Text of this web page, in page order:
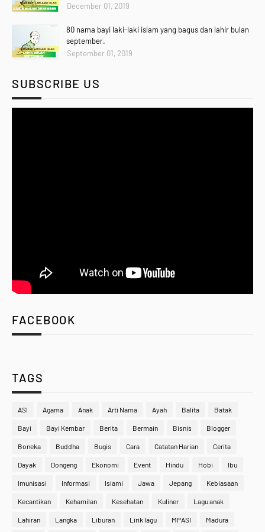
December 01, 2019
80 nama bayi laki-laki islam yang bagus dan lahir bulan
september.
September 01, 2019
SUBSCRIBE US
FACEBOOK
TAGS
ASI Agama Anak Arti Nama Ayah Balita Batak
Bayi Bayi Kembar Berita Bermain Bisnis Blogger
Boneka Buddha Bugis Cara Catatan Harian Cerita
Dayak Dongeng Ekonomi Event Hindu Hobi Ibu
Imunisasi Informasi Islami Jawa Jepang Kebiasaan
Kecantikan Kehamilan Kesehatan Kuliner Lagu anak
Lahiran Langka Liburan Lirik lagu MPASI Madura